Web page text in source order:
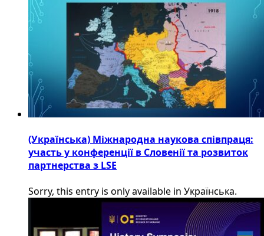
(Українська) Міжнародна наукова співпраця:
участь у конференції в Словенії та розвиток
партнерства з LSE
Sorry, this entry is only available in Українська.